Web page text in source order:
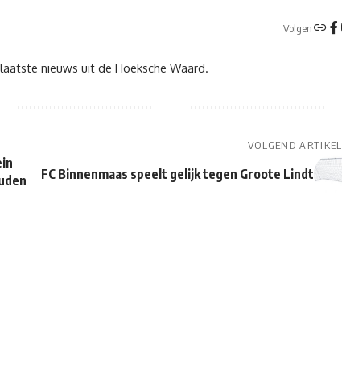
Volgen
nieuws uit de Hoeksche Waard.
VOLGEND ARTIKEL
FC Binnenmaas speelt gelijk tegen Groote Lindt